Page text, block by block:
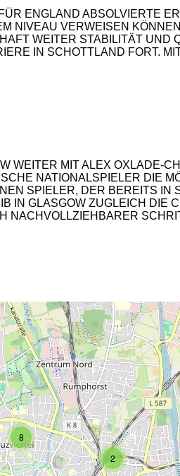
ENGLAND ABSOLVIERTE
NIVEAU VERWEISEN
WEITER STABILITÄT UND
IN SCHOTTLAND FORT.
WEITER MIT ALEX OXLADE-
NATIONALSPIELER DIE
SPIELER, DER BEREITS
IN GLASGOW ZUGLEICH DIE
NACHVOLLZIEHBARER
2
8